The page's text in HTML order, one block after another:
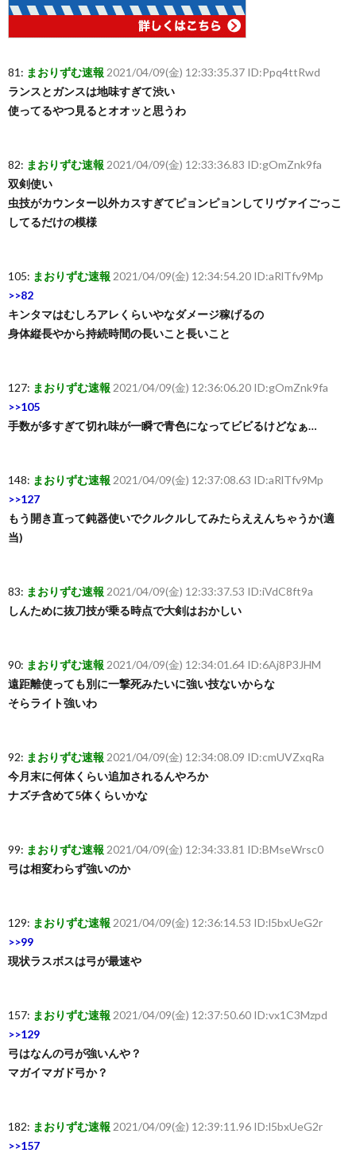
81: まおりずむ速報 2021/04/09(金) 12:33:35.37 ID:Ppq4ttRwd
ランスとガンスは地味すぎて渋い
使ってるやつ見るとオオッと思うわ
82: まおりずむ速報 2021/04/09(金) 12:33:36.83 ID:gOmZnk9fa
双剣使い
虫技がカウンター以外カスすぎてピョンピョンしてリヴァイごっこ
してるだけの模様
105: まおりずむ速報 2021/04/09(金) 12:34:54.20 ID:aRlTfv9Mp
>>82
キンタマはむしろアレくらいやなダメージ稼げるの
身体縦長やから持続時間の長いこと長いこと
127: まおりずむ速報 2021/04/09(金) 12:36:06.20 ID:gOmZnk9fa
>>105
手数が多すぎて切れ味が一瞬で青色になってビビるけどなぁ…
148: まおりずむ速報 2021/04/09(金) 12:37:08.63 ID:aRlTfv9Mp
>>127
もう開き直って鈍器使いでクルクルしてみたらええんちゃうか(適
当)
83: まおりずむ速報 2021/04/09(金) 12:33:37.53 ID:iVdC8ft9a
しんために抜刀技が乗る時点で大剣はおかしい
90: まおりずむ速報 2021/04/09(金) 12:34:01.64 ID:6Aj8P3JHM
遠距離使っても別に一撃死みたいに強い技ないからな
そらライト強いわ
92: まおりずむ速報 2021/04/09(金) 12:34:08.09 ID:cmUVZxqRa
今月末に何体くらい追加されるんやろか
ナズチ含めて5体くらいかな
99: まおりずむ速報 2021/04/09(金) 12:34:33.81 ID:BMseWrsc0
弓は相変わらず強いのか
129: まおりずむ速報 2021/04/09(金) 12:36:14.53 ID:l5bxUeG2r
>>99
現状ラスボスは弓が最速や
157: まおりずむ速報 2021/04/09(金) 12:37:50.60 ID:vx1C3Mzpd
>>129
弓はなんの弓が強いんや？
マガイマガド弓か？
182: まおりずむ速報 2021/04/09(金) 12:39:11.96 ID:l5bxUeG2r
>>157